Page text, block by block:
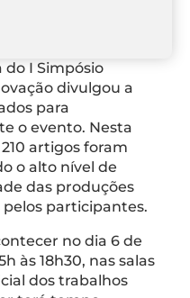
do I Simpósio
divulgou a
para
o evento. Nesta
artigos foram
o alto nível de
das produções
participantes.
no dia 6 de
às 18h30, nas salas
dos trabalhos